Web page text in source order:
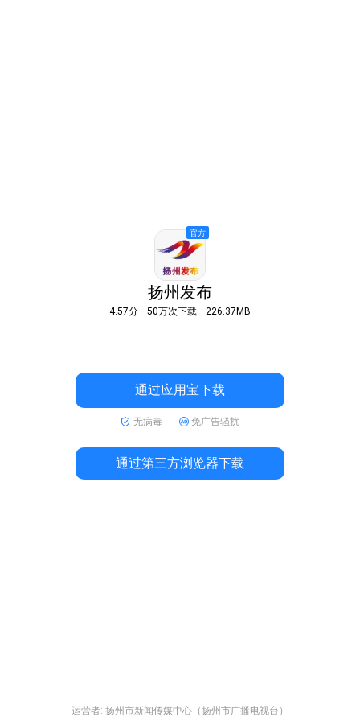
扬州发布
4.57分 50万次下载 226.37MB
通过应用宝下载
无病毒 免广告骚扰
通过第三方浏览器下载
运营者: 扬州市新闻传媒中心（扬州市广播电视台）